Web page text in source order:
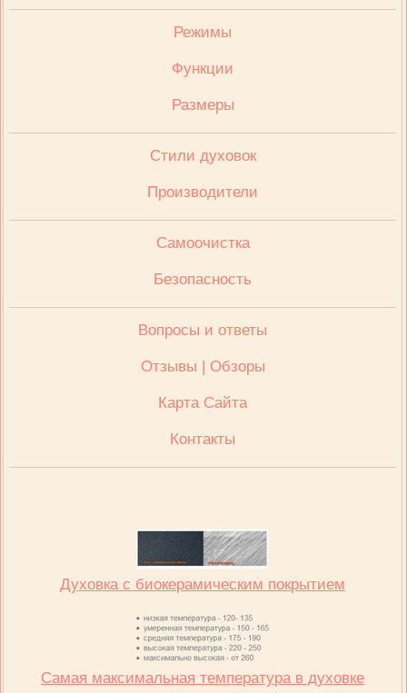
Режимы
Функции
Размеры
Стили духовок
Производители
Cамоочистка
Безопасность
Вопросы и ответы
Отзывы | Обзоры
Карта Сайта
Контакты
Духовка с биокерамическим покрытием
Самая максимальная температура в духовке